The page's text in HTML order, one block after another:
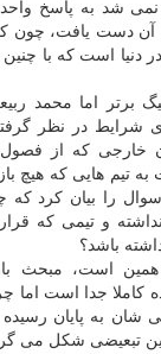
شد به پاسخ
دست یافت، چون که
دنیا است که با
برتر اما محمد
در نظر
خارجی که از
به تیم هایی که هیچ
را بیان کرد که
و تیمی که
باشد؟
است، مبحث
کاملا جدا است اما
شان به پایان رسیده
تبعیضی شکل می